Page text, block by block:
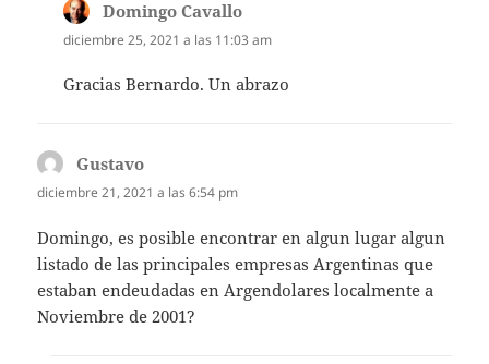
Domingo Cavallo
diciembre 25, 2021 a las 11:03 am
Gracias Bernardo. Un abrazo
Gustavo
diciembre 21, 2021 a las 6:54 pm
Domingo, es posible encontrar en algun lugar algun
listado de las principales empresas Argentinas que
estaban endeudadas en Argendolares localmente a
Noviembre de 2001?